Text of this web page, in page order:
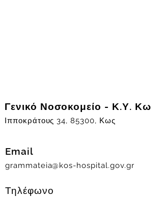
Γενικό Νοσοκομείο - Κ.Υ. Κω
Ιπποκράτους 34, 85300, Κως
Email
grammateia@kos-hospital.gov.gr
Τηλέφωνο